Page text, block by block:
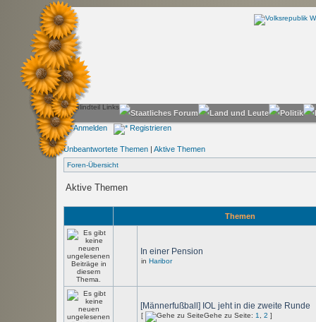
Anmelden Registrieren
Unbeantwortete Themen | Aktive Themen
Foren-Übersicht
Aktive Themen
Themen
In einer Pension
in Haribor
[Männerfußball] IOL jeht in die zweite Runde
[ Gehe zu Seite: 1 2 ]